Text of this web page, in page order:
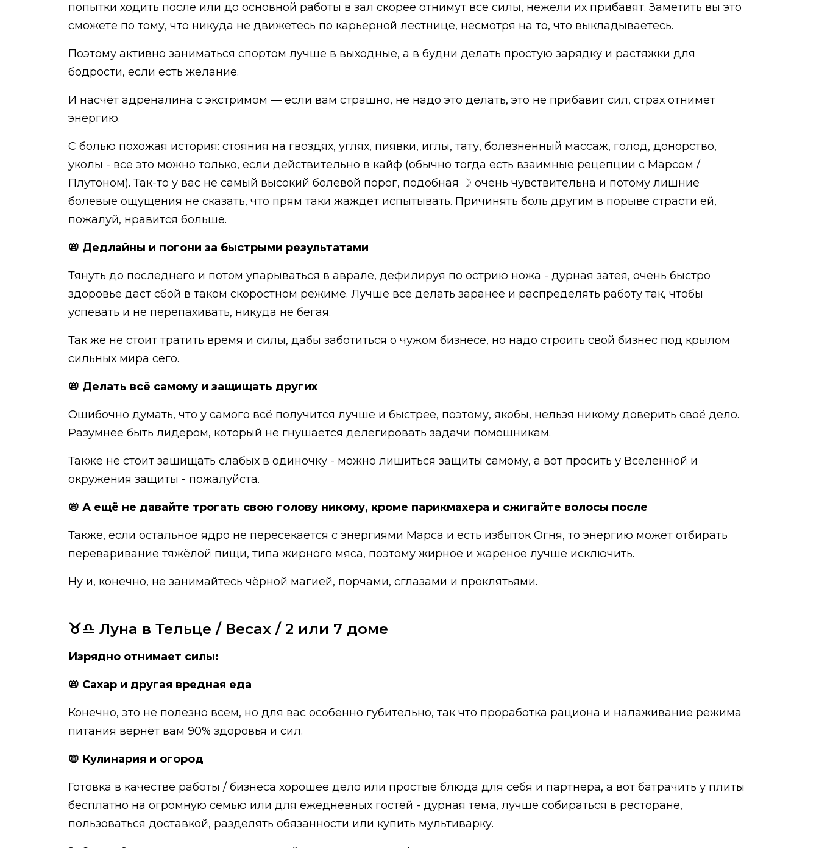
попытки ходить после или до основной работы в зал скорее отнимут все силы, нежели их прибавят. Заметить вы это
сможете по тому, что никуда не движетесь по карьерной лестнице, несмотря на то, что выкладываетесь.
Поэтому активно заниматься спортом лучше в выходные, а в будни делать простую зарядку и растяжки для
бодрости, если есть желание.
И насчёт адреналина с экстримом — если вам страшно, не надо это делать, это не прибавит сил, страх отнимет
энергию.
С болью похожая история: стояния на гвоздях, углях, пиявки, иглы, тату, болезненный массаж, голод, донорство,
уколы - все это можно только, если действительно в кайф (обычно тогда есть взаимные рецепции с Марсом /
Плутоном). Так-то у вас не самый высокий болевой порог, подобная ☽ очень чувствительна и потому лишние
болевые ощущения не сказать, что прям таки жаждет испытывать. Причинять боль другим в порыве страсти ей,
пожалуй, нравится больше.
📛 Дедлайны и погони за быстрыми результатами
Тянуть до последнего и потом упарываться в аврале, дефилируя по острию ножа - дурная затея, очень быстро
здоровье даст сбой в таком скоростном режиме. Лучше всё делать заранее и распределять работу так, чтобы
успевать и не перепахивать, никуда не бегая.
Так же не стоит тратить время и силы, дабы заботиться о чужом бизнесе, но надо строить свой бизнес под крылом
сильных мира сего.
📛 Делать всё самому и защищать других
Ошибочно думать, что у самого всё получится лучше и быстрее, поэтому, якобы, нельзя никому доверить своё дело.
Разумнее быть лидером, который не гнушается делегировать задачи помощникам.
Также не стоит защищать слабых в одиночку - можно лишиться защиты самому, а вот просить у Вселенной и
окружения защиты - пожалуйста.
📛 А ещё не давайте трогать свою голову никому, кроме парикмахера и сжигайте волосы после
Также, если остальное ядро не пересекается с энергиями Марса и есть избыток Огня, то энергию может отбирать
переваривание тяжёлой пищи, типа жирного мяса, поэтому жирное и жареное лучше исключить.
Ну и, конечно, не занимайтесь чёрной магией, порчами, сглазами и проклятьями.
♉️♎️ Луна в Тельце / Весах / 2 или 7 доме
Изрядно отнимает силы:
📛 Сахар и другая вредная еда
Конечно, это не полезно всем, но для вас особенно губительно, так что проработка рациона и налаживание режима
питания вернёт вам 90% здоровья и сил.
📛 Кулинария и огород
Готовка в качестве работы / бизнеса хорошее дело или простые блюда для себя и партнера, а вот батрачить у плиты
бесплатно на огромную семью или для ежедневных гостей - дурная тема, лучше собираться в ресторане,
пользоваться доставкой, разделять обязанности или купить мультиварку.